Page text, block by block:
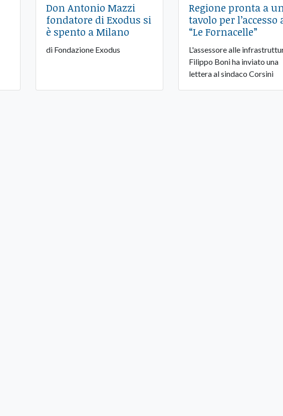
Don Antonio Mazzi
fondatore di Exodus si
è spento a Milano
di Fondazione Exodus
Regione pronta a
tavolo per l’accesso
“Le Fornacelle”
L'assessore alle
Filippo Boni ha inviato una
lettera al sindaco Corsini